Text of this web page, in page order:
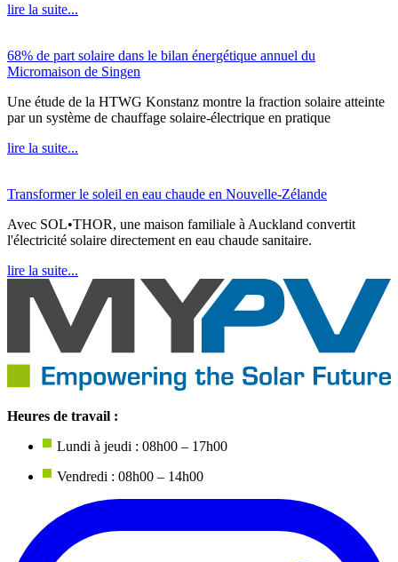
lire la suite...
68% de part solaire dans le bilan énergétique annuel du
Micromaison de Singen
Une étude de la HTWG Konstanz montre la fraction solaire atteinte
par un système de chauffage solaire-électrique en pratique
lire la suite...
Transformer le soleil en eau chaude en Nouvelle-Zélande
Avec SOL•THOR, une maison familiale à Auckland convertit
l'électricité solaire directement en eau chaude sanitaire.
lire la suite...
Heures de travail :
Lundi à jeudi : 08h00 – 17h00
Vendredi : 08h00 – 14h00